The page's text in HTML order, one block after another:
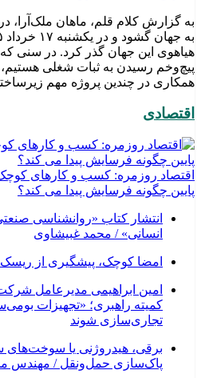
هیاهوی این جهان گذر کرد. در سنی که
پیچ‌وخم رسیدن به ثبات شغلی هستیم،
همکاری در چندین پروژه مهم
اقتصادی
اقتصاد روزمره: کسب‌ و کارهای کوچک
پایین چگونه فرسایش پیدا می کند؟
انتشار کتاب «روانشناسی
انسانی» / محمد غبیشاوی
امضا کوچک، پیشگیری از
امین ابراهیمی مدیرعامل
کمیته راهبری؛ «تجهیزات
تجاری‌سازی شوند
برقی، هیدروژنی یا سوخت‌های
پاک‌سازی حمل‌ونقل / مهندس